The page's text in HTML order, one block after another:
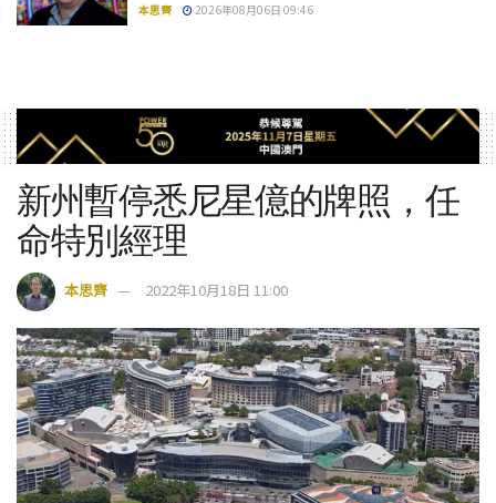
本思齊 2026年08月06日 09:46
新州暫停悉尼星億的牌照，任
命特別經理
本思齊 2022年10月18日 11:00